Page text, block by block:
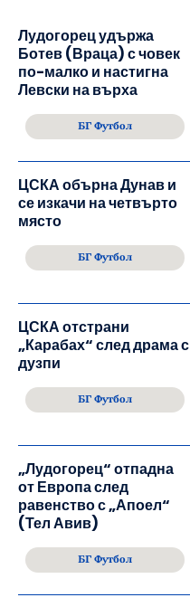
Лудогорец удържа
Ботев (Враца) с човек
по-малко и настигна
Левски на върха
БГ Футбол
ЦСКА обърна Дунав и
се изкачи на четвърто
място
БГ Футбол
ЦСКА отстрани
„Карабах“ след драма с
дузпи
БГ Футбол
„Лудогорец“ отпадна
от Европа след
равенство с „Апоел“
(Тел Авив)
БГ Футбол